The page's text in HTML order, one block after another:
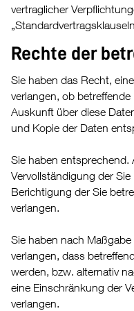
vertraglicher
Rechte der
Sie haben das Recht,
verlangen, ob
Auskunft über diese
und Kopie der Daten
Sie haben entsprechend.
Vervollständigung der
Berichtigung der Sie
verlangen.
Sie haben nach
verlangen, dass
werden, bzw. alternativ
eine Einschränkung der
verlangen.